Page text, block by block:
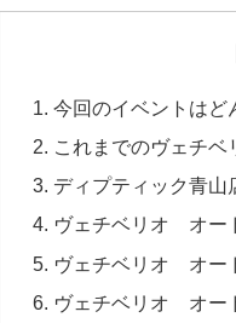
今回のイベントはど
これまでのヴェチベ
ディプティック青山
ヴェチベリオ オー
ヴェチベリオ オー
ヴェチベリオ オー